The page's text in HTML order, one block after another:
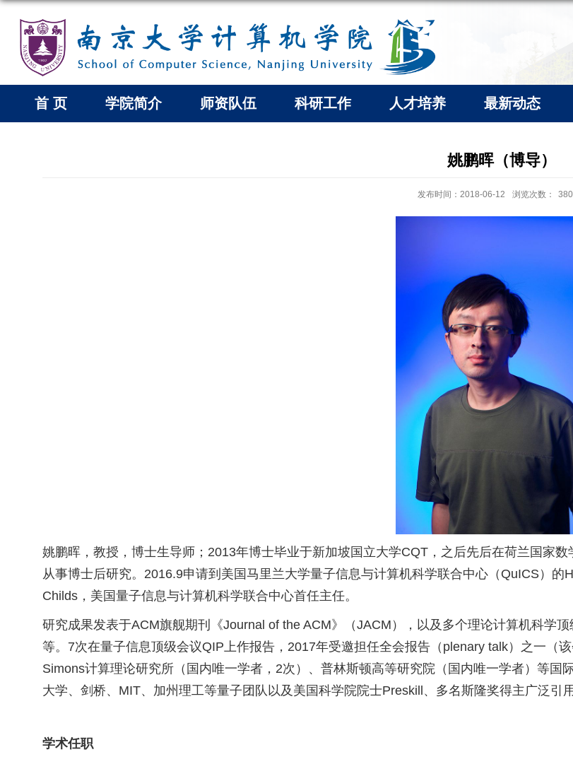
首 页 学院简介 师资队伍 科研工作 人才培养 最新动态
姚鹏晖（博导）
发布时间：2018-06-12 浏览次数：
姚鹏晖，教授，博士生导师； 2013年博士毕业于新加坡国立大学CQT ，之后先后在荷兰国家
从事博士后研究。 2016.9申请到美国马里兰大学量子信息与计算机科学联合中心（ QuICS）的
Childs ，美国量子信息与计算机科学联合中心首任主任。
研究成果发表于ACM旗舰期刊《Journal of the ACM》（JACM ），以及多个理论计算机科学
等。 7次在量子信息顶级会议QIP上作报告， 2017年受邀担任全会报告（ plenary talk）之一（
Simons计算理论研究所（国内唯一学者， 2次）、普林斯顿高等研究院（国内唯一学者）等国
大学、剑桥、 MIT、加州理工等量子团队以及美国科学院院士Preskill 、多名斯隆奖得主广泛引
学术任职